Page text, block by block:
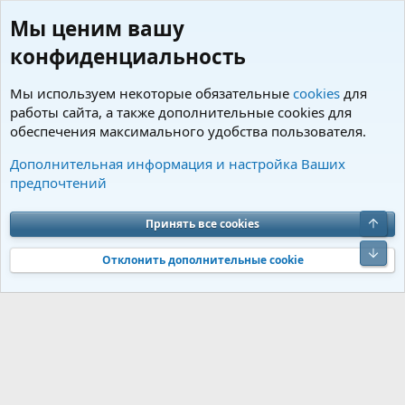
Флуд (свободная болталка)
Cookies Charm by DCom
Обратная связь
Условия и правила
Политика конфиденциальности
Помощь
S
S
Community platform by XenForo® © 2010-2026 XenForo Ltd. Перевод от
Jumuro®|Media embeds via s9e/MediaSites
Мы ценим вашу
конфиденциальность
Мы используем некоторые обязательные cookies для
работы сайта, а также дополнительные cookies для
обеспечения максимального удобства пользователя.
Дополнительная информация и настройка Ваших
предпочтений
Принять все cookies
Отклонить дополнительные cookie
Верх
Низ